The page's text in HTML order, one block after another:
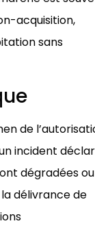
acquisition,
sans
de
incident
dégradées
délivrance de